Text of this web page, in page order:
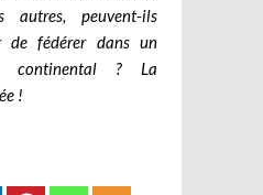
peuvent-ils
de fédérer dans un
continental ? La
!